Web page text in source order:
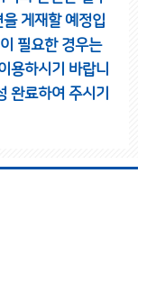
게재할 예정입
필요한 경우는
용하시기 바랍니
완료하여 주시기